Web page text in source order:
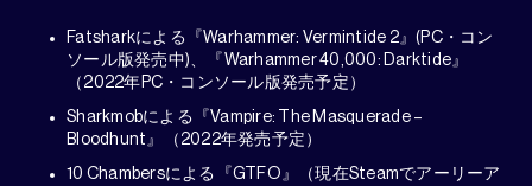
Fatsharkによる『Warhammer: Vermintide 2』(PC・コン
ソール版発売中)、『Warhammer 40,000: Darktide』
（2022年PC・コンソール版発売予定）
Sharkmobによる『Vampire: The Masquerade –
Bloodhunt』（2022年発売予定）
10 Chambersによる『GTFO』（現在Steamでアーリーア